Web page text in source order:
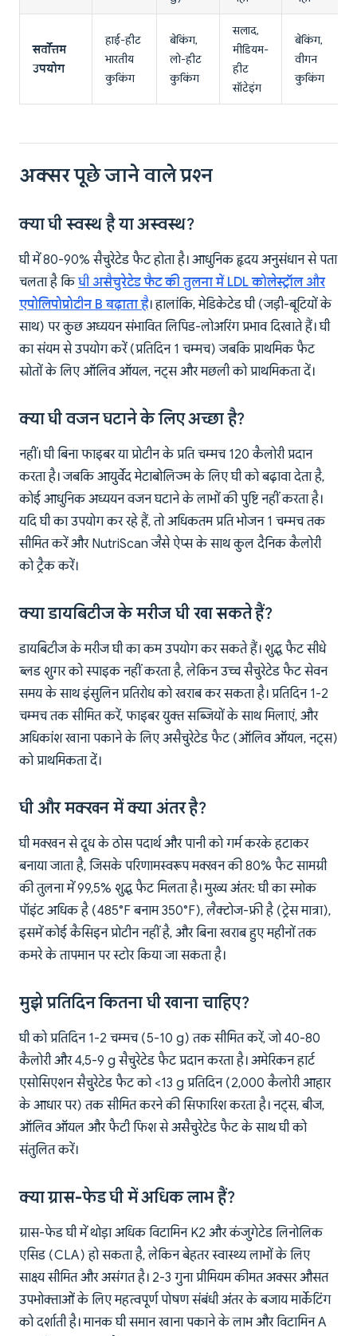
सर्वोत्तम
उपयोग
हाई-हीट
भारतीय
कुकिंग
बेकिंग,
लो-हीट
कुकिंग
सलाद,
मीडियम-
हीट
सॉटेइंग
बेकिंग,
वीगन
कुकिंग
अक्सर पूछे जाने वाले प्रश्न
क्या घी स्वस्थ है या अस्वस्थ?
घी में 80-90% सैचुरेटेड फैट होता है। आधुनिक हृदय अनुसंधान से पता
चलता है किघी असैचुरेटेड फैट की तुलना में LDL कोलेस्ट्रॉल और
एपोलिपोप्रोटीन B बढ़ाता है। हालांकि, मेडिकेटेड घी (जड़ी-बूटियों के
साथ) पर कुछ अध्ययन संभावित लिपिड-लोअरिंग प्रभाव दिखाते हैं। घी
का संयम से उपयोग करें (प्रतिदिन 1 चम्मच) जबकि प्राथमिक फैट
स्रोतों के लिए ऑलिव ऑयल, नट्स और मछली को प्राथमिकता दें।
क्या घी वजन घटाने के लिए अच्छा है?
नहीं। घी बिना फाइबर या प्रोटीन के प्रति चम्मच 120 कैलोरी प्रदान
करता है। जबकि आयुर्वेद मेटाबोलिज्म के लिए घी को बढ़ावा देता है,
कोई आधुनिक अध्ययन वजन घटाने के लाभों की पुष्टि नहीं करता है।
यदि घी का उपयोग कर रहे हैं, तो अधिकतम प्रति भोजन 1 चम्मच तक
सीमित करें और NutriScan जैसे ऐप्स के साथ कुल दैनिक कैलोरी
को ट्रैक करें।
क्या डायबिटीज के मरीज घी खा सकते हैं?
डायबिटीज के मरीज घी का कम उपयोग कर सकते हैं। शुद्ध फैट सीधे
ब्लड शुगर को स्पाइक नहीं करता है, लेकिन उच्च सैचुरेटेड फैट सेवन
समय के साथ इंसुलिन प्रतिरोध को खराब कर सकता है। प्रतिदिन 1-2
चम्मच तक सीमित करें, फाइबर युक्त सब्जियों के साथ मिलाएं, और
अधिकांश खाना पकाने के लिए असैचुरेटेड फैट (ऑलिव ऑयल, नट्स)
को प्राथमिकता दें।
घी और मक्खन में क्या अंतर है?
घी मक्खन से दूध के ठोस पदार्थ और पानी को गर्म करके हटाकर
बनाया जाता है, जिसके परिणामस्वरूप मक्खन की 80% फैट सामग्री
की तुलना में 99,5% शुद्ध फैट मिलता है। मुख्य अंतर: घी का स्मोक
पॉइंट अधिक है (485°F बनाम 350°F), लैक्टोज-फ्री है (ट्रेस मात्रा),
इसमें कोई कैसिइन प्रोटीन नहीं है, और बिना खराब हुए महीनों तक
कमरे के तापमान पर स्टोर किया जा सकता है।
मुझे प्रतिदिन कितना घी खाना चाहिए?
घी को प्रतिदिन 1-2 चम्मच (5-10 g) तक सीमित करें, जो 40-80
कैलोरी और 4,5-9 g सैचुरेटेड फैट प्रदान करता है। अमेरिकन हार्ट
एसोसिएशन सैचुरेटेड फैट को <13 g प्रतिदिन (2,000 कैलोरी आहार
के आधार पर) तक सीमित करने की सिफारिश करता है। नट्स, बीज,
ऑलिव ऑयल और फैटी फिश से असैचुरेटेड फैट के साथ घी को
संतुलित करें।
क्या ग्रास-फेड घी में अधिक लाभ हैं?
ग्रास-फेड घी में थोड़ा अधिक विटामिन K2 और कंजुगेटेड लिनोलिक
एसिड (CLA) हो सकता है, लेकिन बेहतर स्वास्थ्य लाभों के लिए
साक्ष्य सीमित और असंगत है। 2-3 गुना प्रीमियम कीमत अक्सर औसत
उपभोक्ताओं के लिए महत्वपूर्ण पोषण संबंधी अंतर के बजाय मार्केटिंग
को दर्शाती है। मानक घी समान खाना पकाने के लाभ और विटामिन A